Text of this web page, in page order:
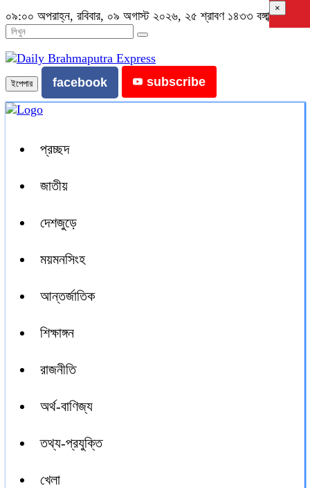
০৯:০০ অপরাহ্ন, রবিবার, ০৯ অগাস্ট ২০২৬, ২৫ শ্রাবণ ১৪৩৩ বঙ্গাব্দ
ইপেপার facebook subscribe
প্রচ্ছদ
জাতীয়
দেশজুড়ে
ময়মনসিংহ
আন্তর্জাতিক
শিক্ষাঙ্গন
রাজনীতি
অর্থ-বাণিজ্য
তথ্য-প্রযুক্তি
খেলা
×